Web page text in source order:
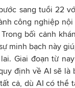
sang tuổi 22
công nghiệp
bối cảnh
minh bạch này
Giai đoạn từ
định về AI sẽ
cả, dù AI có thể